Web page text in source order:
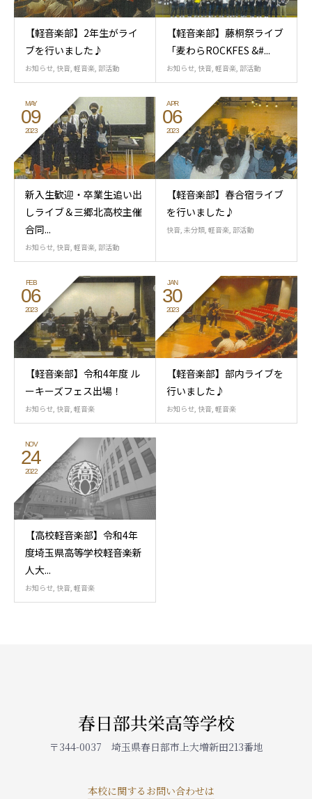
【軽音楽部】2年生がライ
ブを行いました♪
お知らせ 快音 軽音楽 部活動
【軽音楽部】藤桐祭ライブ
「麦わらROCKFES &#...
お知らせ 快音 軽音楽 部活動
MAY
09
2023
新入生歓迎・卒業生追い出
しライブ＆三郷北高校主催
合同...
お知らせ 快音 軽音楽 部活動
APR
06
2023
【軽音楽部】春合宿ライブ
を行いました♪
快音 未分類 軽音楽 部活動
FEB
06
2023
【軽音楽部】令和4年度 ル
ーキーズフェス出場！
お知らせ 快音 軽音楽
JAN
30
2023
【軽音楽部】部内ライブを
行いました♪
お知らせ 快音 軽音楽
NOV
24
2022
【高校軽音楽部】令和4年
度埼玉県高等学校軽音楽新
人大...
お知らせ 快音 軽音楽
春日部共栄高等学校
〒344-0037 埼玉県春日部市上大増新田213番地
本校に関するお問い合わせは